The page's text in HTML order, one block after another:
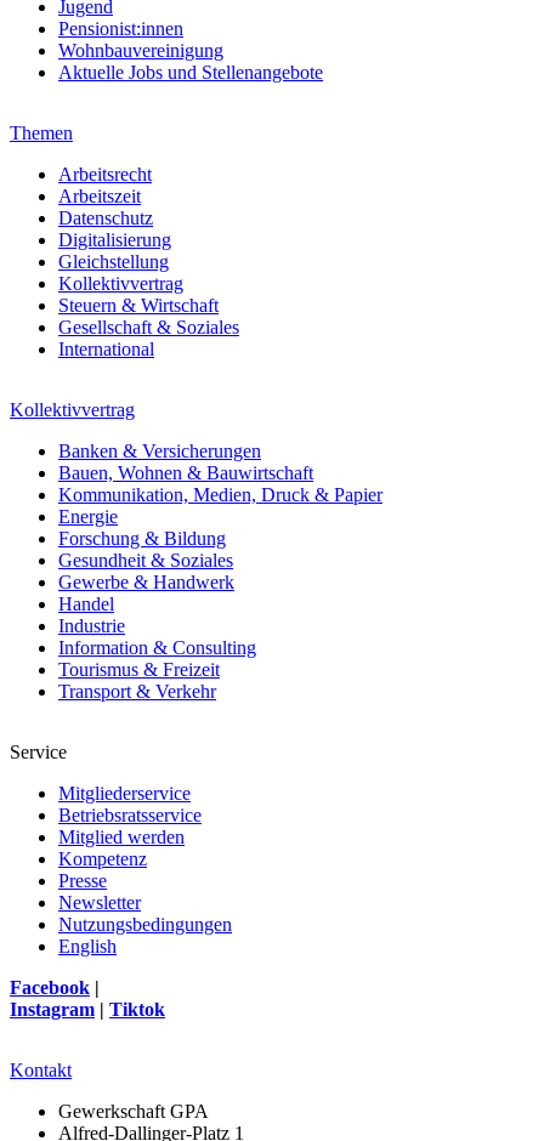
Jugend
Pensionist:innen
Wohnbauvereinigung
Aktuelle Jobs und Stellenangebote
Themen
Arbeitsrecht
Arbeitszeit
Datenschutz
Digitalisierung
Gleichstellung
Kollektivvertrag
Steuern & Wirtschaft
Gesellschaft & Soziales
International
Kollektivvertrag
Banken & Versicherungen
Bauen, Wohnen & Bauwirtschaft
Kommunikation, Medien, Druck & Papier
Energie
Forschung & Bildung
Gesundheit & Soziales
Gewerbe & Handwerk
Handel
Industrie
Information & Consulting
Tourismus & Freizeit
Transport & Verkehr
Service
Mitgliederservice
Betriebsratsservice
Mitglied werden
Kompetenz
Presse
Newsletter
Nutzungsbedingungen
English
Facebook |
Instagram | Tiktok
Kontakt
Gewerkschaft GPA
Alfred-Dallinger-Platz 1